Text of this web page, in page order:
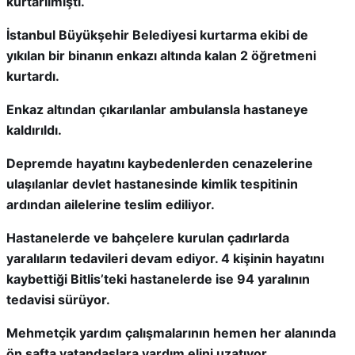
İstanbul Büyükşehir Belediyesi kurtarma ekibi de
yıkılan bir binanın enkazı altında kalan 2 öğretmeni
kurtardı.
Enkaz altından çıkarılanlar ambulansla hastaneye
kaldırıldı.
Depremde hayatını kaybedenlerden cenazelerine
ulaşılanlar devlet hastanesinde kimlik tespitinin
ardından ailelerine teslim ediliyor.
Hastanelerde ve bahçelere kurulan çadırlarda
yaralıların tedavileri devam ediyor. 4 kişinin hayatını
kaybettiği Bitlis’teki hastanelerde ise 94 yaralının
tedavisi sürüyor.
Mehmetçik yardım çalışmalarının hemen her alanında